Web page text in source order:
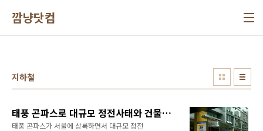
깜냥닷컴
지하철
태풍 곤파스로 대규모 정전사태와 건물 파손등 피해 속출
태풍 곤파스가 서울에 상륙하면서 대규모 정전